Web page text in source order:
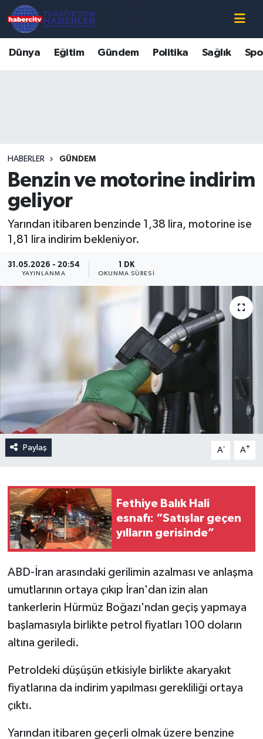
Dünya Eğitim Gündem Politika Sağlık
HABERLER GÜNDEM
Benzin ve motorine indirim
geliyor
Yarından itibaren benzinde 1,38 lira, motorine ise
1,81 lira indirim bekleniyor.
31.05.2026 - 20:54
YAYINLANMA
1 DK
OKUNMA SÜRESI
Paylaş A- A+
Fethiye Balık Hali
esnafı: “Satışlar geçen
yılların gerisinde”
ABD-İran arasındaki gerilimin azalması ve anlaşma
umutlarının ortaya çıkıp İran'dan izin alan
tankerlerin Hürmüz Boğazı'ndan geçiş yapmaya
başlamasıyla birlikte petrol fiyatları 100 doların
altına geriledi.
Petroldeki düşüşün etkisiyle birlikte akaryakıt
fiyatlarına da indirim yapılması gerekliliği ortaya
çıktı.
Yarından itibaren geçerli olmak üzere benzine
Süper Lig Puan Durumu ve Fikstür
Tüm Manşetler
Son Dakika Haberleri